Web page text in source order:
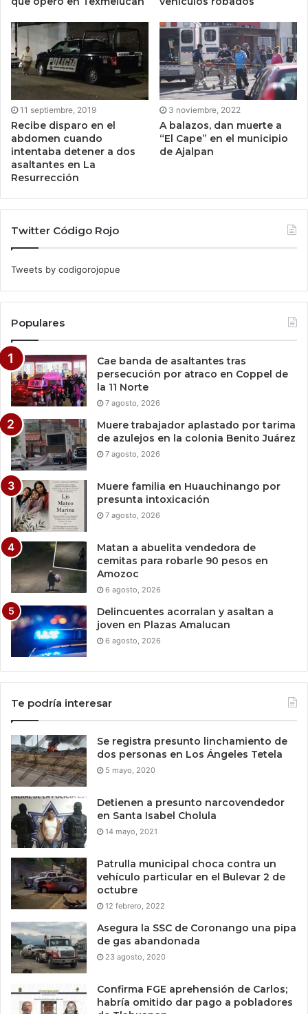
11 septiembre, 2019
Recibe disparo en el
abdomen cuando
intentaba detener a dos
asaltantes en La
Resurrección
3 noviembre, 2022
A balazos, dan muerte a
“El Cape” en el municipio
de Ajalpan
Twitter Código Rojo
Tweets by codigorojopue
Populares
Cae banda de asaltantes tras
persecución por atraco en Coppel de
la 11 Norte
7 agosto, 2026
Muere trabajador aplastado por tarima
de azulejos en la colonia Benito Juárez
7 agosto, 2026
Muere familia en Huauchinango por
presunta intoxicación
7 agosto, 2026
Matan a abuelita vendedora de
cemitas para robarle 90 pesos en
Amozoc
6 agosto, 2026
Delincuentes acorralan y asaltan a
joven en Plazas Amalucan
6 agosto, 2026
Te podría interesar
Se registra presunto linchamiento de
dos personas en Los Ángeles Tetela
5 mayo, 2020
Detienen a presunto narcovendedor
en Santa Isabel Cholula
14 mayo, 2021
Patrulla municipal choca contra un
vehículo particular en el Bulevar 2 de
octubre
12 febrero, 2022
Asegura la SSC de Coronango una pipa
de gas abandonada
23 agosto, 2020
Confirma FGE aprehensión de Carlos;
habría omitido dar pago a pobladores